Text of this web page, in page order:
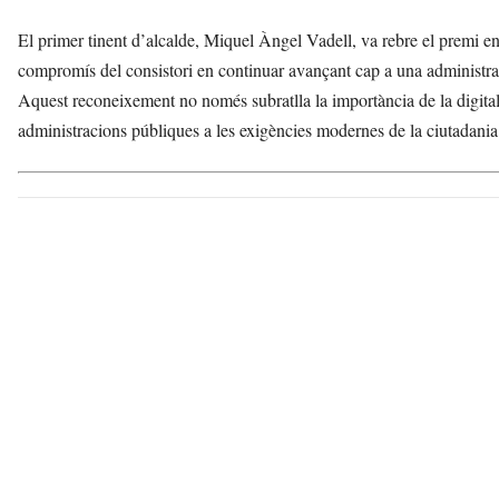
El primer tinent d’alcalde, Miquel Àngel Vadell, va rebre el premi
compromís del consistori en continuar avançant cap a una
Aquest reconeixement no només subratlla la importància de la
administracions públiques a les exigències modernes de la